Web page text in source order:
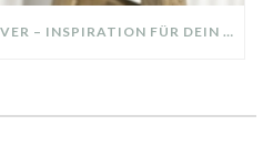
SCHLAFZIMMER MAKEOVER – INSPIRATION FÜR DEIN SCHLAFZIMMER: AUS ALT MACH NEU – HELL, GEMÜTLICH UND EINLADEND